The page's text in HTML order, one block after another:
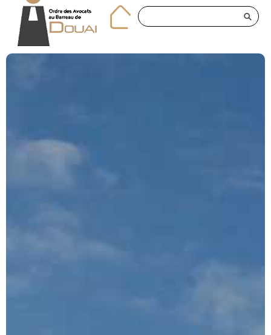
Panneau de gestion des cookies